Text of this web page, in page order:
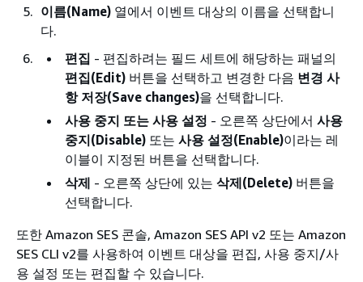
이름(Name) 열에서 이벤트 대상의 이름을 선택합니
다.
편집 - 편집하려는 필드 세트에 해당하는 패널의
편집(Edit) 버튼을 선택하고 변경한 다음 변경 사
항 저장(Save changes)을 선택합니다.
사용 중지 또는 사용 설정 - 오른쪽 상단에서 사용
중지(Disable) 또는 사용 설정(Enable)이라는 레
이블이 지정된 버튼을 선택합니다.
삭제 - 오른쪽 상단에 있는 삭제(Delete) 버튼을
선택합니다.
또한 Amazon SES 콘솔, Amazon SES API v2 또는 Amazon
SES CLI v2를 사용하여 이벤트 대상을 편집, 사용 중지/사
용 설정 또는 편집할 수 있습니다.